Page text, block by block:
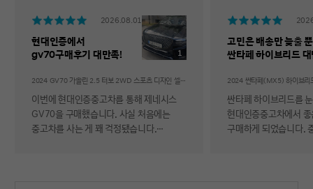
2026.08.01
현대인증에서
gv70구매후기 대만족!
1
2024 GV70 가솔린 2.5 터보 2WD 스포츠 디자인 셀렉션Ⅱ
이번에 현대인증중고차를 통해 제네시스
GV70을 구매했습니다. 사실 처음에는
중고차를 사는 게 꽤 걱정됐습니다.
고민은 배송만 늦출
싼타페 하이브리드
싼타페 하이브리드를
현대인증중고차에서
구매하게 되었습니다.